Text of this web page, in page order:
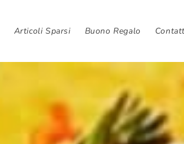
Articoli Sparsi Buono Regalo